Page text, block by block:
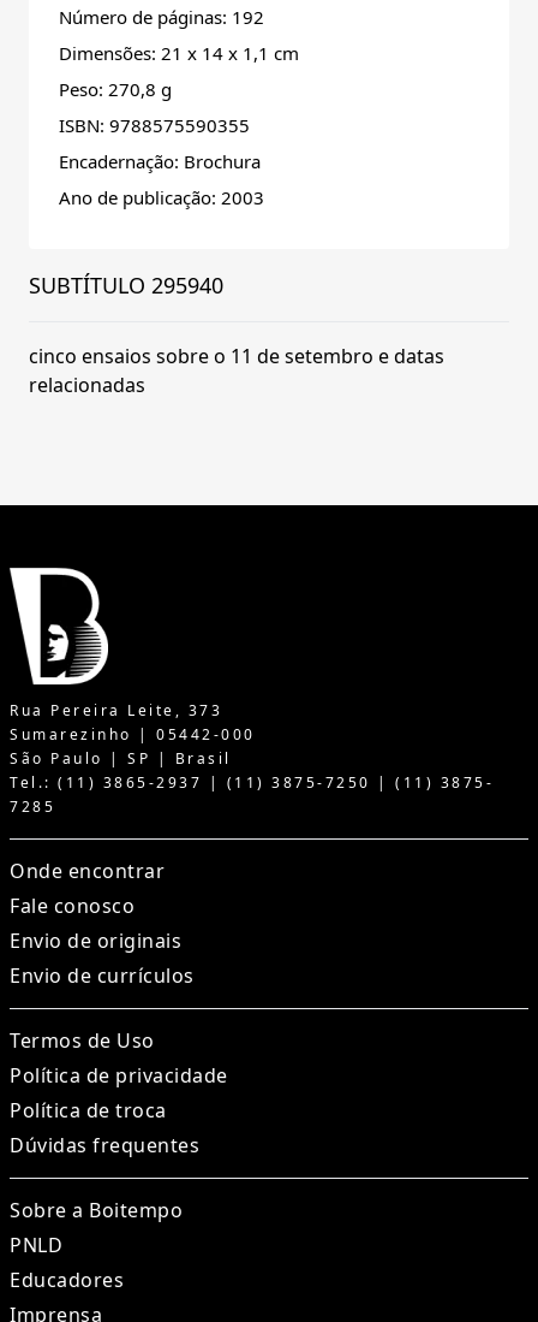
Número de páginas: 192
Dimensões: 21 x 14 x 1,1 cm
Peso: 270,8 g
ISBN: 9788575590355
Encadernação: Brochura
Ano de publicação: 2003
SUBTÍTULO 295940
cinco ensaios sobre o 11 de setembro e datas
relacionadas
Rua Pereira Leite, 373
Sumarezinho | 05442-000
São Paulo | SP | Brasil
Tel.: (11) 3865-2937 | (11) 3875-7250 | (11) 3875-
7285
Onde encontrar
Fale conosco
Envio de originais
Envio de currículos
Termos de Uso
Política de privacidade
Política de troca
Dúvidas frequentes
Sobre a Boitempo
PNLD
Educadores
Imprensa